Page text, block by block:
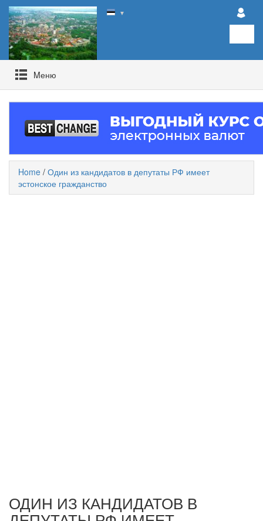
▼
Mеню
Home / Один из кандидатов в депутаты РФ имеет
эстонское гражданство
ОДИН ИЗ КАНДИДАТОВ В